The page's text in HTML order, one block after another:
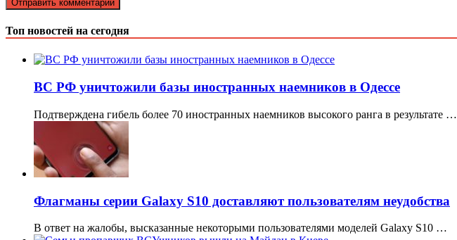
Топ новостей на сегодня
ВС РФ уничтожили базы иностранных наемников в Одессе
Подтверждена гибель более 70 иностранных наемников высокого ранга в результате …
Флагманы серии Galaxy S10 доставляют пользователям неудобства
В ответ на жалобы, высказанные некоторыми пользователями моделей Galaxy S10 …